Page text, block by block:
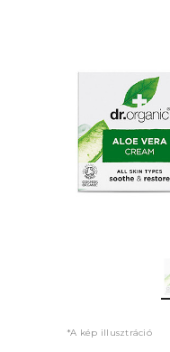
*A kép illusztráció